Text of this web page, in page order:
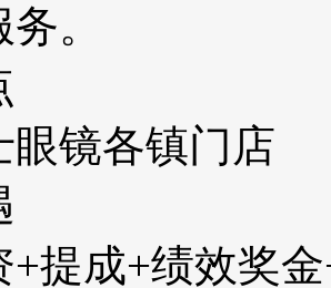
。
眼镜各镇门店
+提成+绩效奖